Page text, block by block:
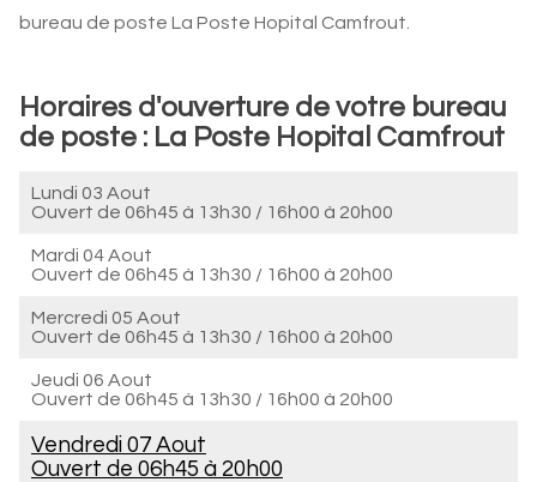
bureau de poste La Poste Hopital Camfrout.
Horaires d'ouverture de votre bureau
de poste : La Poste Hopital Camfrout
Lundi 03 Aout
Ouvert de 06h45 à 13h30 / 16h00 à 20h00
Mardi 04 Aout
Ouvert de 06h45 à 13h30 / 16h00 à 20h00
Mercredi 05 Aout
Ouvert de 06h45 à 13h30 / 16h00 à 20h00
Jeudi 06 Aout
Ouvert de 06h45 à 13h30 / 16h00 à 20h00
Vendredi 07 Aout
Ouvert de 06h45 à 20h00